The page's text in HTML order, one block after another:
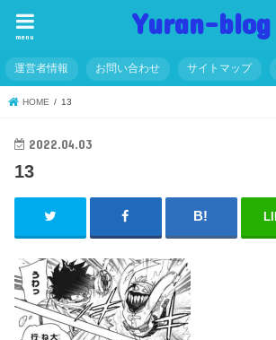
Yuran-blog
menu
運営者情報 お問い合わせ サイトマップ
HOME 13
2022.04.03
13